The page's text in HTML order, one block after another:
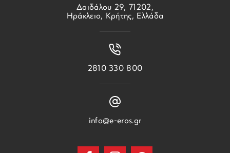
Δαιδάλου 29, 71202,
Ηράκλειο, Κρήτης, Ελλάδα
2810 330 800
info@e-eros.gr